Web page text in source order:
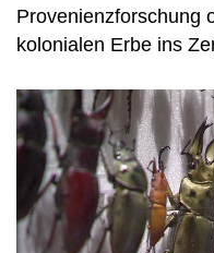
Provenienzforschung
kolonialen Erbe ins